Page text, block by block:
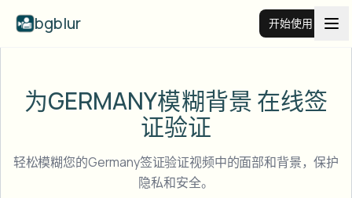
bgblur 开始使用
为GERMANY模糊背景在线签
证验证
轻松模糊您的Germany签证验证视频中的面部和背景，保护
隐私和安全。